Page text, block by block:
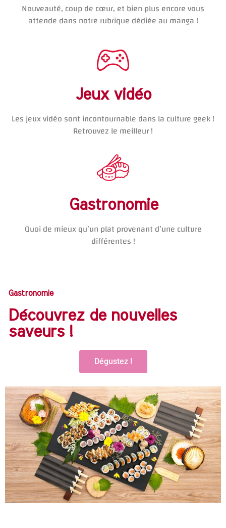
Nouveauté, coup de cœur, et bien plus encore vous
attende dans notre rubrique dédiée au manga !
Jeux vidéo
Les jeux vidéo sont incontournable dans la culture geek !
Retrouvez le meilleur !
Gastronomie
Quoi de mieux qu’un plat provenant d’une culture
différentes !
Gastronomie
Découvrez de nouvelles
saveurs !
Dégustez !